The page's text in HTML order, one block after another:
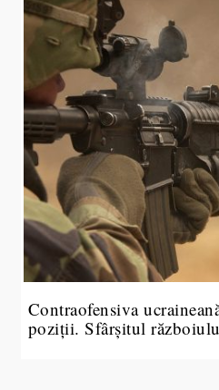
Contraofensiva
poziții. Sfârșitul